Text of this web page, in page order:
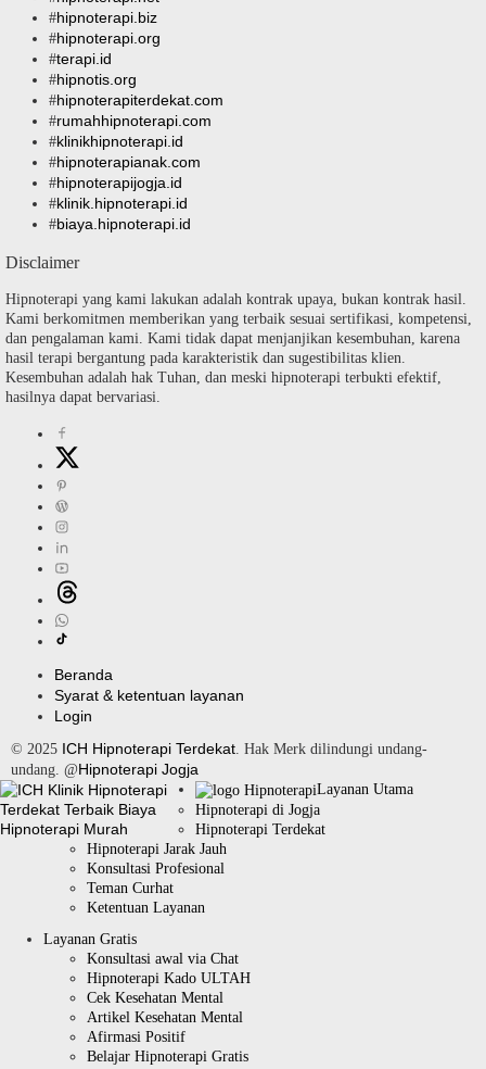
#hipnoterapi.biz
#hipnoterapi.org
#terapi.id
#hipnotis.org
#hipnoterapiterdekat.com
#rumahhipnoterapi.com
#klinikhipnoterapi.id
#hipnoterapianak.com
#hipnoterapijogja.id
#klinik.hipnoterapi.id
#biaya.hipnoterapi.id
Disclaimer
Hipnoterapi yang kami lakukan adalah kontrak upaya, bukan kontrak hasil.
Kami berkomitmen memberikan yang terbaik sesuai sertifikasi, kompetensi,
dan pengalaman kami. Kami tidak dapat menjanjikan kesembuhan, karena
hasil terapi bergantung pada karakteristik dan sugestibilitas klien.
Kesembuhan adalah hak Tuhan, dan meski hipnoterapi terbukti efektif,
hasilnya dapat bervariasi.
Beranda
Syarat & ketentuan layanan
Login
© 2025 ICH Hipnoterapi Terdekat. Hak Merk dilindungi undang-
undang. @Hipnoterapi Jogja
Layanan Utama
Hipnoterapi di Jogja
Hipnoterapi Terdekat
Hipnoterapi Jarak Jauh
Konsultasi Profesional
Teman Curhat
Ketentuan Layanan
Layanan Gratis
Konsultasi awal via Chat
Hipnoterapi Kado ULTAH
Cek Kesehatan Mental
Artikel Kesehatan Mental
Afirmasi Positif
Belajar Hipnoterapi Gratis